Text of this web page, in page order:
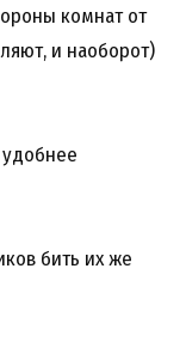
комнат от
и наоборот)
бить их же